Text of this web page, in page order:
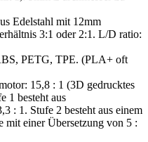
Edelstahl mit 12mm
3:1 oder 2:1. L/D ratio:
PETG, TPE. (PLA+ oft
15,8 : 1 (3D gedrucktes
1 besteht aus
: 1. Stufe 2 besteht aus einem
mit einer Übersetzung von 5 :